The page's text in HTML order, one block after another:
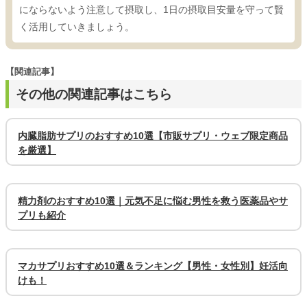
にならないよう注意して摂取し、1日の摂取目安量を守って賢
く活用していきましょう。
その他の関連記事はこちら
【関連記事】
内臓脂肪サプリのおすすめ10選【市販サプリ・ウェブ限定商品
を厳選】
精力剤のおすすめ10選｜元気不足に悩む男性を救う医薬品やサ
プリも紹介
マカサプリおすすめ10選＆ランキング【男性・女性別】妊活向
けも！